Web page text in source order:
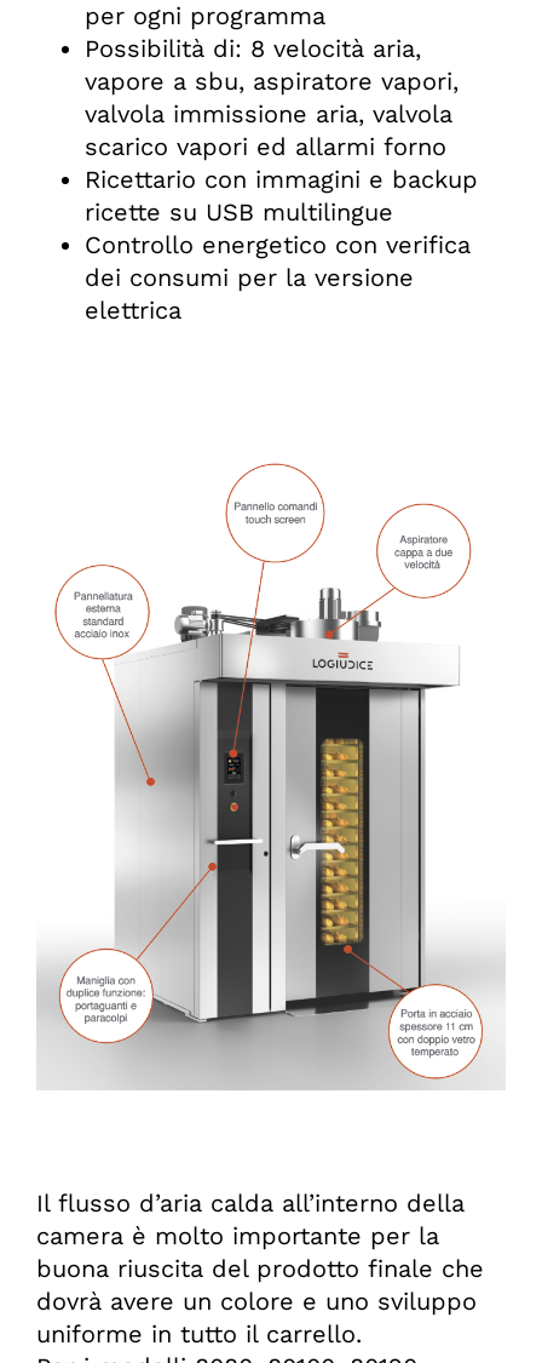
per ogni programma
Possibilità di: 8 velocità aria,
vapore a sbu, aspiratore vapori,
valvola immissione aria, valvola
scarico vapori ed allarmi forno
Ricettario con immagini e backup
ricette su USB multilingue
Controllo energetico con verifica
dei consumi per la versione
elettrica
Il flusso d’aria calda all’interno della
camera è molto importante per la
buona riuscita del prodotto finale che
dovrà avere un colore e uno sviluppo
uniforme in tutto il carrello.